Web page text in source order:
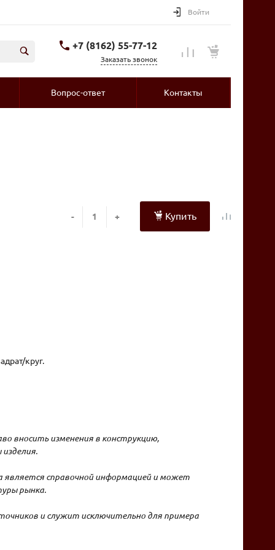
Войти
+7 (8162) 55-77-12
Заказать звонок
Вопрос-ответ Контакты
- + Купить
круг.
вносить изменения в конструкцию,
является справочной информацией и может
рынка.
и служит исключительно для примера